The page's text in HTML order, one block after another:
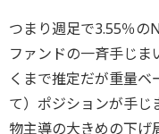
つまり週足で3.55％の
ファンドの一斉手じま
くまで推定だが重量
て）ポジションが手じ
物主導の大きめの下げ